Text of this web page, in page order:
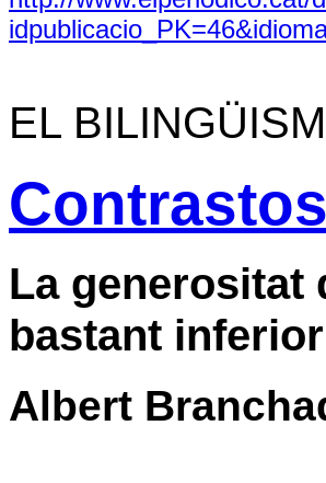
EL
La generositat
bastant
Albert